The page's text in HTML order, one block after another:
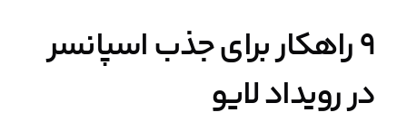
۹ راهکار برای جذب اسپانسر
در رویداد لایو